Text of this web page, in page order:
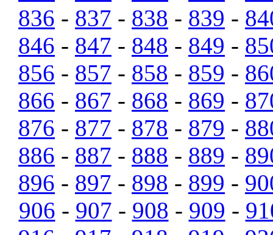
836 - 837 - 838 - 839 -
846 - 847 - 848 - 849 -
856 - 857 - 858 - 859 -
866 - 867 - 868 - 869 -
876 - 877 - 878 - 879 -
886 - 887 - 888 - 889 -
896 - 897 - 898 - 899 -
906 - 907 - 908 - 909 -